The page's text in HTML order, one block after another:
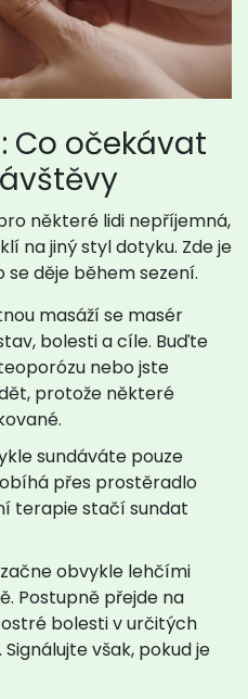
Co očekávat
některé lidi nepříjemná,
na jiný styl dotyku. Zde je
se děje během sezení.
masáží se masér
bolesti a cíle. Buďte
nebo jste
protože některé
sundáváte pouze
přes prostěradlo
terapie stačí sundat
obvykle lehčími
Postupně přejde na
bolesti v určitých
však, pokud je